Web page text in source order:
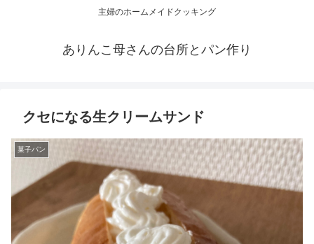
主婦のホームメイドクッキング
ありんこ母さんの台所とパン作り
クセになる生クリームサンド
菓子パン